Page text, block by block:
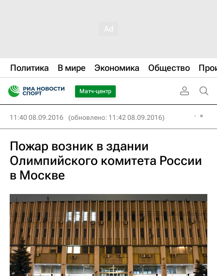
Политика В мире Экономика Общество
Матч-центр
11:40 08.09.2016 (обновлено: 11:42 08.09.2016)
Пожар возник в здании
Олимпийского комитета России
в Москве